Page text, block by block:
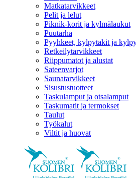
Matkatarvikkeet
Pelit ja lelut
Piknik-korit ja kylmälaukut
Puutarha
Pyyhkeet, kylpytakit ja
Retkeilytarvikkeet
Riippumatot ja alustat
Sateenvarjot
Saunatarvikkeet
Sisustustuotteet
Taskulamput ja otsalamput
Taskumatit ja termokset
Taulut
Työkalut
Viltit ja huovat